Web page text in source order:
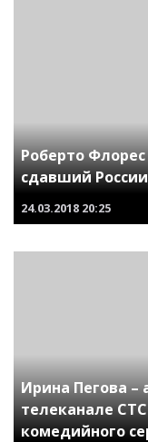
Роберто Флорес
сдавший
24.03.2018 20:25
Ирина Пегова –
телеканале
комедийного